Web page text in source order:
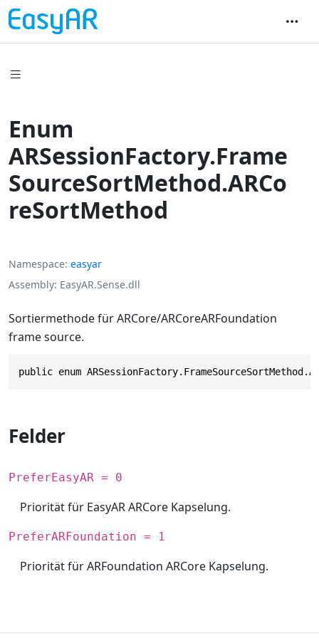
Enum
ARSessionFactory.Frame
SourceSortMethod.ARCo
reSortMethod
Namespace easyar
Assembly EasyAR.Sense.dll
Sortiermethode für ARCore/ARCoreARFoundation
frame source.
public enum
Felder
PreferEasyAR = 0
Priorität für EasyAR ARCore Kapselung.
PreferARFoundation = 1
Priorität für ARFoundation ARCore Kapselung.